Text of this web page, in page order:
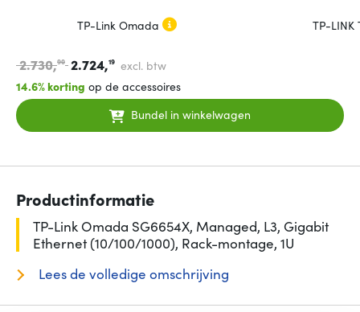
TP-Link Omada TP-
2.730,90 2.724,19
excl. btw
14.6% korting op de accessoires
Bundel in winkelwagen
Productinformatie
TP-Link Omada SG6654X, Managed, L3, Gigabit
Ethernet (10/100/1000), Rack-montage, 1U
Lees de volledige omschrijving